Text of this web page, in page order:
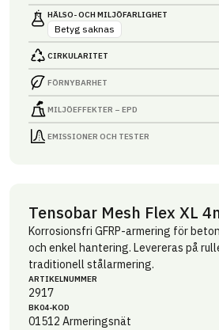
HÄLSO- OCH MILJÖ­FARLIGHET
Betyg saknas
CIRKULARITET
FÖRNYBARHET
MILJÖEFFEKTER – EPD
EMISSIONER OCH TESTER
Tensobar Mesh Flex XL
Korrosionsfri GFRP-armering för
och enkel hantering. Levereras på
traditionell stålarmering.
ARTIKEL­NUMMER
2917
BK04-KOD
01512 Armeringsnät